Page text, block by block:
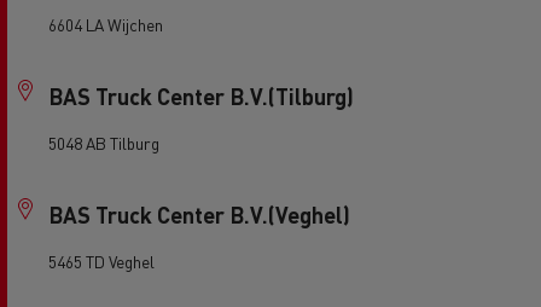
6604 LA Wijchen
BAS Truck Center B.V.(Tilburg)
5048 AB Tilburg
BAS Truck Center B.V.(Veghel)
5465 TD Veghel